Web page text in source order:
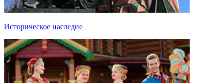
Историческое наследие